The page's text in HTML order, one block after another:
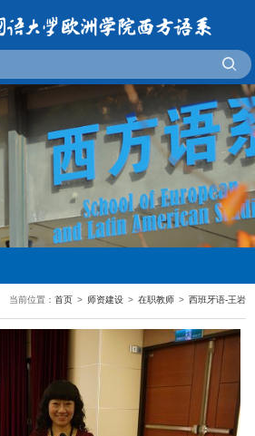
当前位置： 首页 > 师资建设 > 在职教师 > 西班牙语-王岩